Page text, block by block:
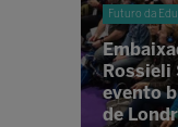
Futuro da
Rossieli
evento
de